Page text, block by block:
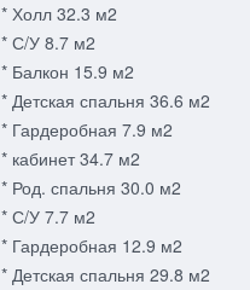
* Холл 32.3 м2
* С/У 8.7 м2
* Балкон 15.9 м2
* Детская спальня 36.6 м2
* Гардеробная 7.9 м2
* кабинет 34.7 м2
* Род. спальня 30.0 м2
* С/У 7.7 м2
* Гардеробная 12.9 м2
* Детская спальня 29.8 м2